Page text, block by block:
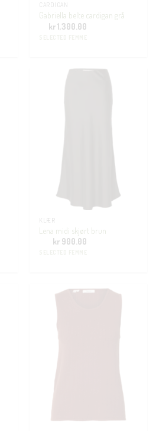
CARDIGAN
Gabriella belte cardigan grå
kr1,300.00
KLÆR
Lena midi skjørt brun
kr 900.00